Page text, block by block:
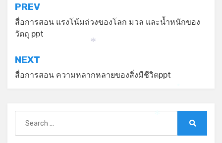
แนะแนว
เรื่อง
PREV
สื่อการสอน แรงโน้มถ่วงของโลก มวล และน้ำหนักของ
วัตถุ ppt
NEXT
สื่อการสอน ความหลากหลายของสิ่งมีชีวิตppt
for: